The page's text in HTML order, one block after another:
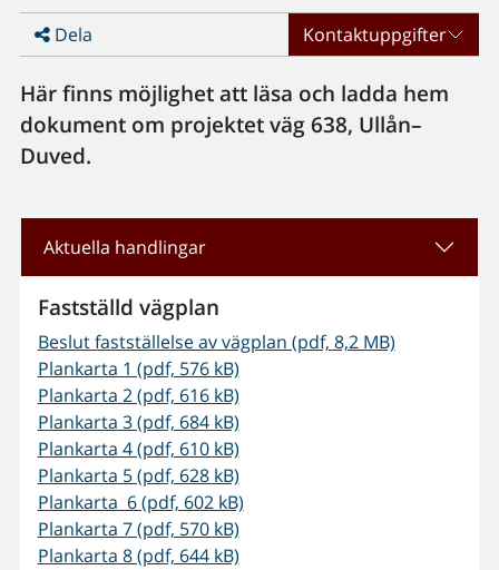
Dela Kontaktuppgifter
Här finns möjlighet att läsa och ladda hem
dokument om projektet väg 638, Ullån–
Duved.
Aktuella handlingar
Fastställd vägplan
Beslut fastställelse av vägplan (pdf, 8,2 MB)
Plankarta 1 (pdf, 576 kB)
Plankarta 2 (pdf, 616 kB)
Plankarta 3 (pdf, 684 kB)
Plankarta 4 (pdf, 610 kB)
Plankarta 5 (pdf, 628 kB)
Plankarta 6 (pdf, 602 kB)
Plankarta 7 (pdf, 570 kB)
Plankarta 8 (pdf, 644 kB)